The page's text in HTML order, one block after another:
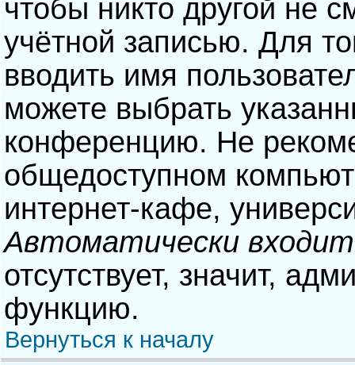
чтобы никто другой не
учётной записью. Для
вводить имя
можете выбрать
конференцию. Не
общедоступном
интернет-кафе,
Автоматически
отсутствует, значит,
функцию.
Вернуться к началу